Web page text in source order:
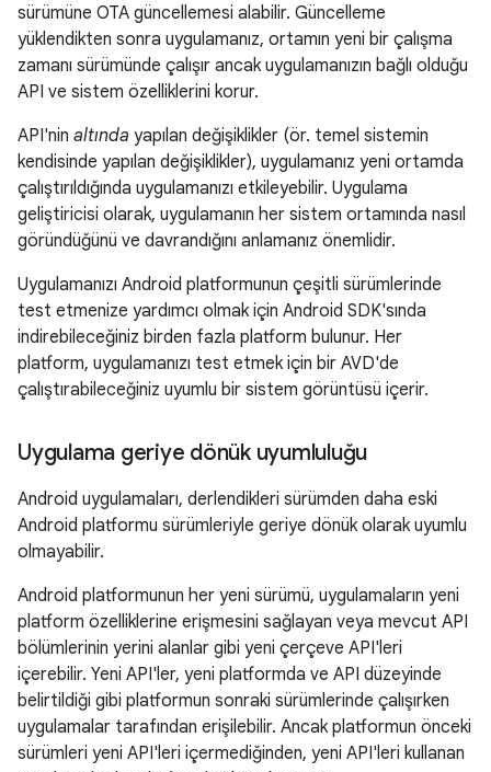
sürümüne OTA güncellemesi alabilir. Güncelleme
yüklendikten sonra uygulamanız, ortamın yeni bir çalışma
zamanı sürümünde çalışır ancak uygulamanızın bağlı olduğu
API ve sistem özelliklerini korur.
API'nin altında yapılan değişiklikler (ör. temel sistemin
kendisinde yapılan değişiklikler), uygulamanız yeni ortamda
çalıştırıldığında uygulamanızı etkileyebilir. Uygulama
geliştiricisi olarak, uygulamanın her sistem ortamında nasıl
göründüğünü ve davrandığını anlamanız önemlidir.
Uygulamanızı Android platformunun çeşitli sürümlerinde
test etmenize yardımcı olmak için Android SDK'sında
indirebileceğiniz birden fazla platform bulunur. Her
platform, uygulamanızı test etmek için bir AVD'de
çalıştırabileceğiniz uyumlu bir sistem görüntüsü içerir.
Uygulama geriye dönük uyumluluğu
Android uygulamaları, derlendikleri sürümden daha eski
Android platformu sürümleriyle geriye dönük olarak uyumlu
olmayabilir.
Android platformunun her yeni sürümü, uygulamaların yeni
platform özelliklerine erişmesini sağlayan veya mevcut API
bölümlerinin yerini alanlar gibi yeni çerçeve API'leri
içerebilir. Yeni API'ler, yeni platformda ve API düzeyinde
belirtildiği gibi platformun sonraki sürümlerinde çalışırken
uygulamalar tarafından erişilebilir. Ancak platformun önceki
sürümleri yeni API'leri içermediğinden, yeni API'leri kullanan